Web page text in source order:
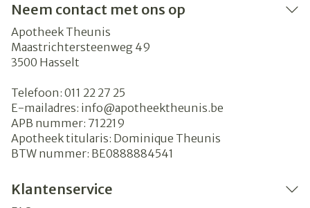
Neem contact met ons op
Apotheek Theunis
Maastrichtersteenweg 49
3500 Hasselt
Telefoon: 011 22 27 25
E-mailadres: info@apotheektheunis.be
APB nummer: 712219
Apotheek titularis: Dominique Theunis
BTW nummer: BE0888884541
Klantenservice